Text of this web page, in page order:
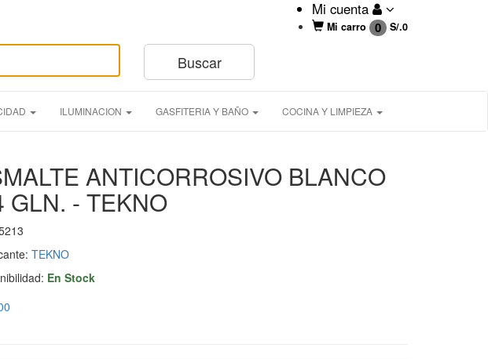
Mi cuenta
Mi carro 0 S/.0
ILUMINACION GASFITERIA Y BAÑO COCINA Y LIMPIEZA
ANTICORROSIVO BLANCO
GLN. - TEKNO
TEKNO
En Stock